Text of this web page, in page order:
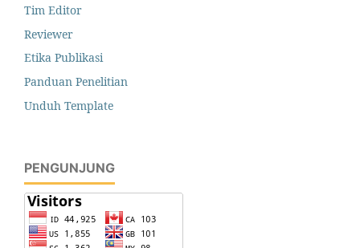
Tim Editor
Reviewer
Etika Publikasi
Panduan Penelitian
Unduh Template
PENGUNJUNG